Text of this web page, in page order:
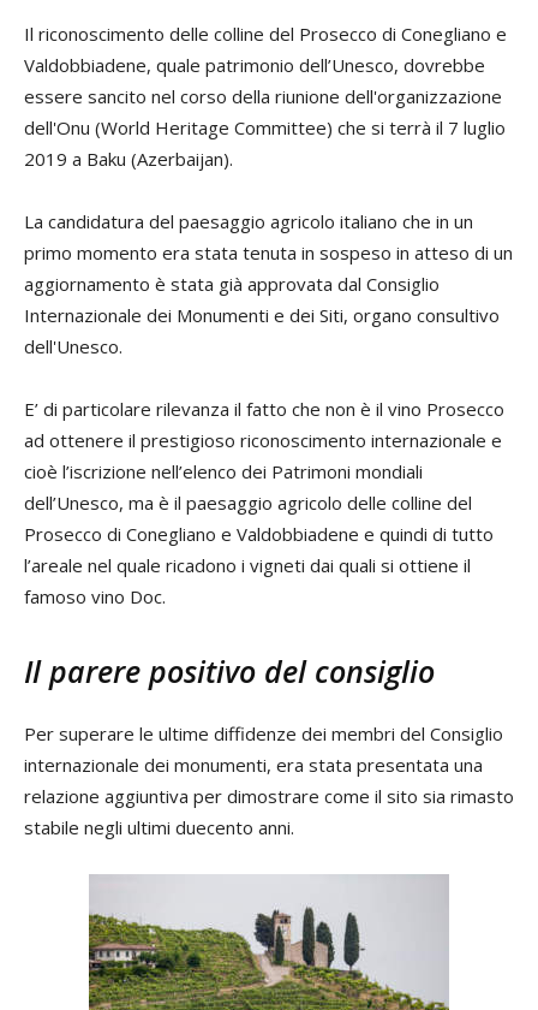
Il riconoscimento delle colline del Prosecco di Conegliano e
Valdobbiadene, quale patrimonio dell’Unesco, dovrebbe
essere sancito nel corso della riunione dell'organizzazione
dell'Onu (World Heritage Committee) che si terrà il 7 luglio
2019 a Baku (Azerbaijan).
La candidatura del paesaggio agricolo italiano che in un
primo momento era stata tenuta in sospeso in atteso di un
aggiornamento è stata già approvata dal Consiglio
Internazionale dei Monumenti e dei Siti, organo consultivo
dell'Unesco.
E’ di particolare rilevanza il fatto che non è il vino Prosecco
ad ottenere il prestigioso riconoscimento internazionale e
cioè l’iscrizione nell’elenco dei Patrimoni mondiali
dell’Unesco, ma è il paesaggio agricolo delle colline del
Prosecco di Conegliano e Valdobbiadene e quindi di tutto
l’areale nel quale ricadono i vigneti dai quali si ottiene il
famoso vino Doc.
Il parere positivo del consiglio
Per superare le ultime diffidenze dei membri del Consiglio
internazionale dei monumenti, era stata presentata una
relazione aggiuntiva per dimostrare come il sito sia rimasto
stabile negli ultimi duecento anni.